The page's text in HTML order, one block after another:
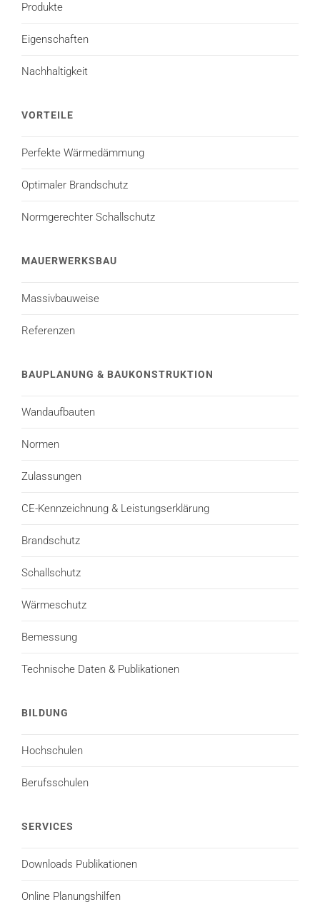
Produkte
Eigenschaften
Nachhaltigkeit
VORTEILE
Perfekte Wärmedämmung
Optimaler Brandschutz
Normgerechter Schallschutz
MAUERWERKSBAU
Massivbauweise
Referenzen
BAUPLANUNG & BAUKONSTRUKTION
Wandaufbauten
Normen
Zulassungen
CE-Kennzeichnung & Leistungserklärung
Brandschutz
Schallschutz
Wärmeschutz
Bemessung
Technische Daten & Publikationen
BILDUNG
Hochschulen
Berufsschulen
SERVICES
Downloads Publikationen
Online Planungshilfen